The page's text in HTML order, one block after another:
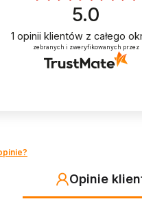
5.0
1 opinii klientów z całego
zebranych i zweryfikowanych przez
Opinie